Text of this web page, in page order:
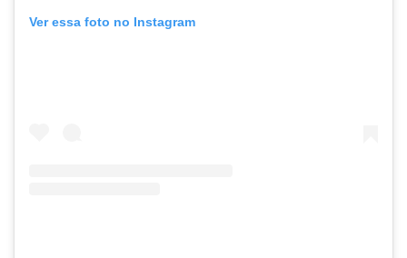
Ver essa foto no Instagram